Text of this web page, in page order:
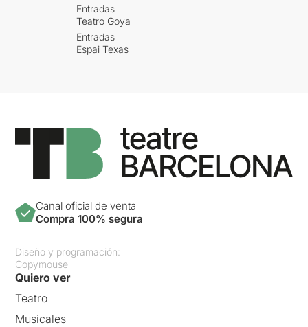
Entradas
Teatro Goya
Entradas
Espai Texas
Canal oficial de venta
Compra 100% segura
Diseño y programación:
Copymouse
Quiero ver
Teatro
Musicales